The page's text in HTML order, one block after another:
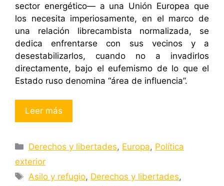
sector energético— a una Unión Europea que
los necesita imperiosamente, en el marco de
una relación librecambista normalizada, se
dedica enfrentarse con sus vecinos y a
desestabilizarlos, cuando no a invadirlos
directamente, bajo el eufemismo de lo que el
Estado ruso denomina “área de influencia”.
Leer más
Categorías
Derechos y libertades, Europa, Política
exterior
Etiquetas
Asilo y refugio, Derechos y libertades,